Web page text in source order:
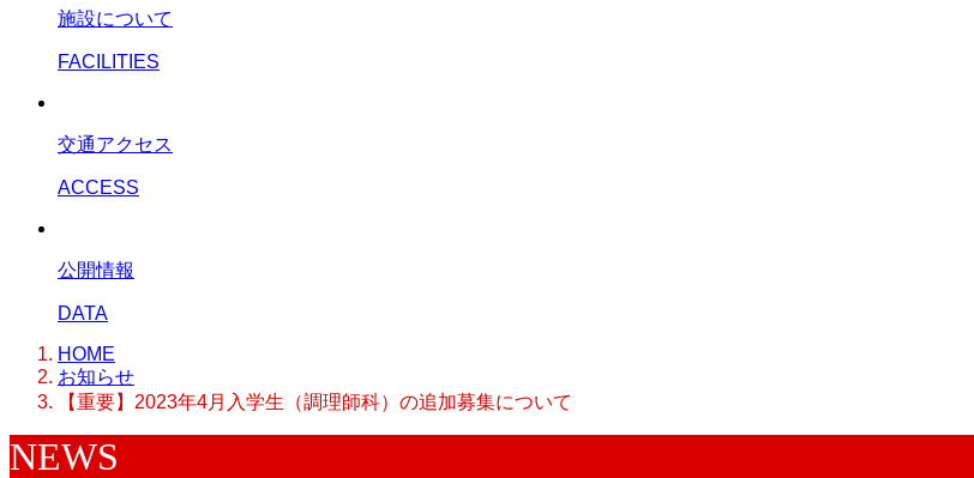
施設について
FACILITIES
交通アクセス
ACCESS
公開情報
DATA
HOME
お知らせ
【重要】2023年4月入学生（調理師科）の追加募集について
NEWS